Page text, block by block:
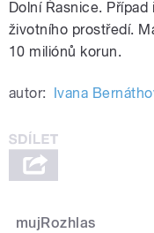
Dolní Řasnice.
životního prostředí.
10 miliónů korun.
autor: Ivana
mujRozhlas